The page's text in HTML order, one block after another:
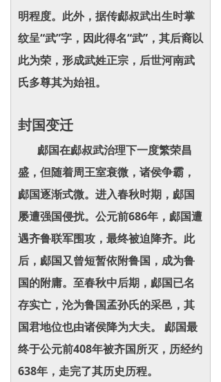
明程度。此外，据传郕叔武出生时掌
纹呈“武”字，因此得名“武”，其后裔以
此为荣，形成武姓正宗，后世河南武
氏多尊其为始祖。
封国变迁
郕国在郕叔武治理下一度繁荣昌
盛，但随着周王室衰微，诸侯争霸，
郕国逐渐式微。进入春秋时期，郕国
屡遭强国侵扰。公元前686年，郕国遭
遇齐鲁联军围攻，最终被迫降齐。此
后，郕国又曾短暂依附鲁国，成为鲁
国的附庸。至春秋中后期，郕国已名
存实亡，沦为鲁国孟孙氏的采邑，其
国君地位也由诸侯降为大夫。 郕国最
终于公元前408年被齐国所灭，历经约
638年，走完了其历史历程。